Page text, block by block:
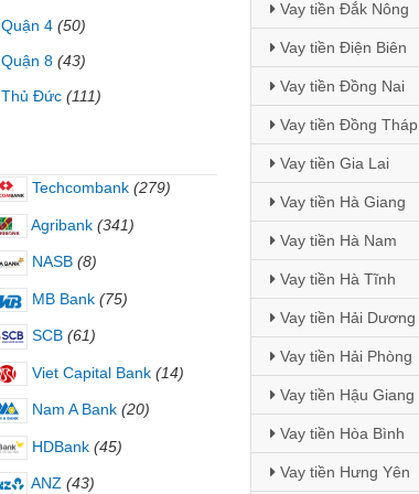
Quận 4 (50)
Quận 8 (43)
Thủ Đức (111)
Techcombank (279)
Agribank (341)
NASB (8)
MB Bank (75)
SCB (61)
Viet Capital Bank (14)
Nam A Bank (20)
HDBank (45)
ANZ (43)
Vay tiền Đắk Nông
Vay tiền Điện Biên
Vay tiền Đồng Nai
Vay tiền Đồng Tháp
Vay tiền Gia Lai
Vay tiền Hà Giang
Vay tiền Hà Nam
Vay tiền Hà Tĩnh
Vay tiền Hải Dương
Vay tiền Hải Phòng
Vay tiền Hậu Giang
Vay tiền Hòa Bình
Vay tiền Hưng Yên